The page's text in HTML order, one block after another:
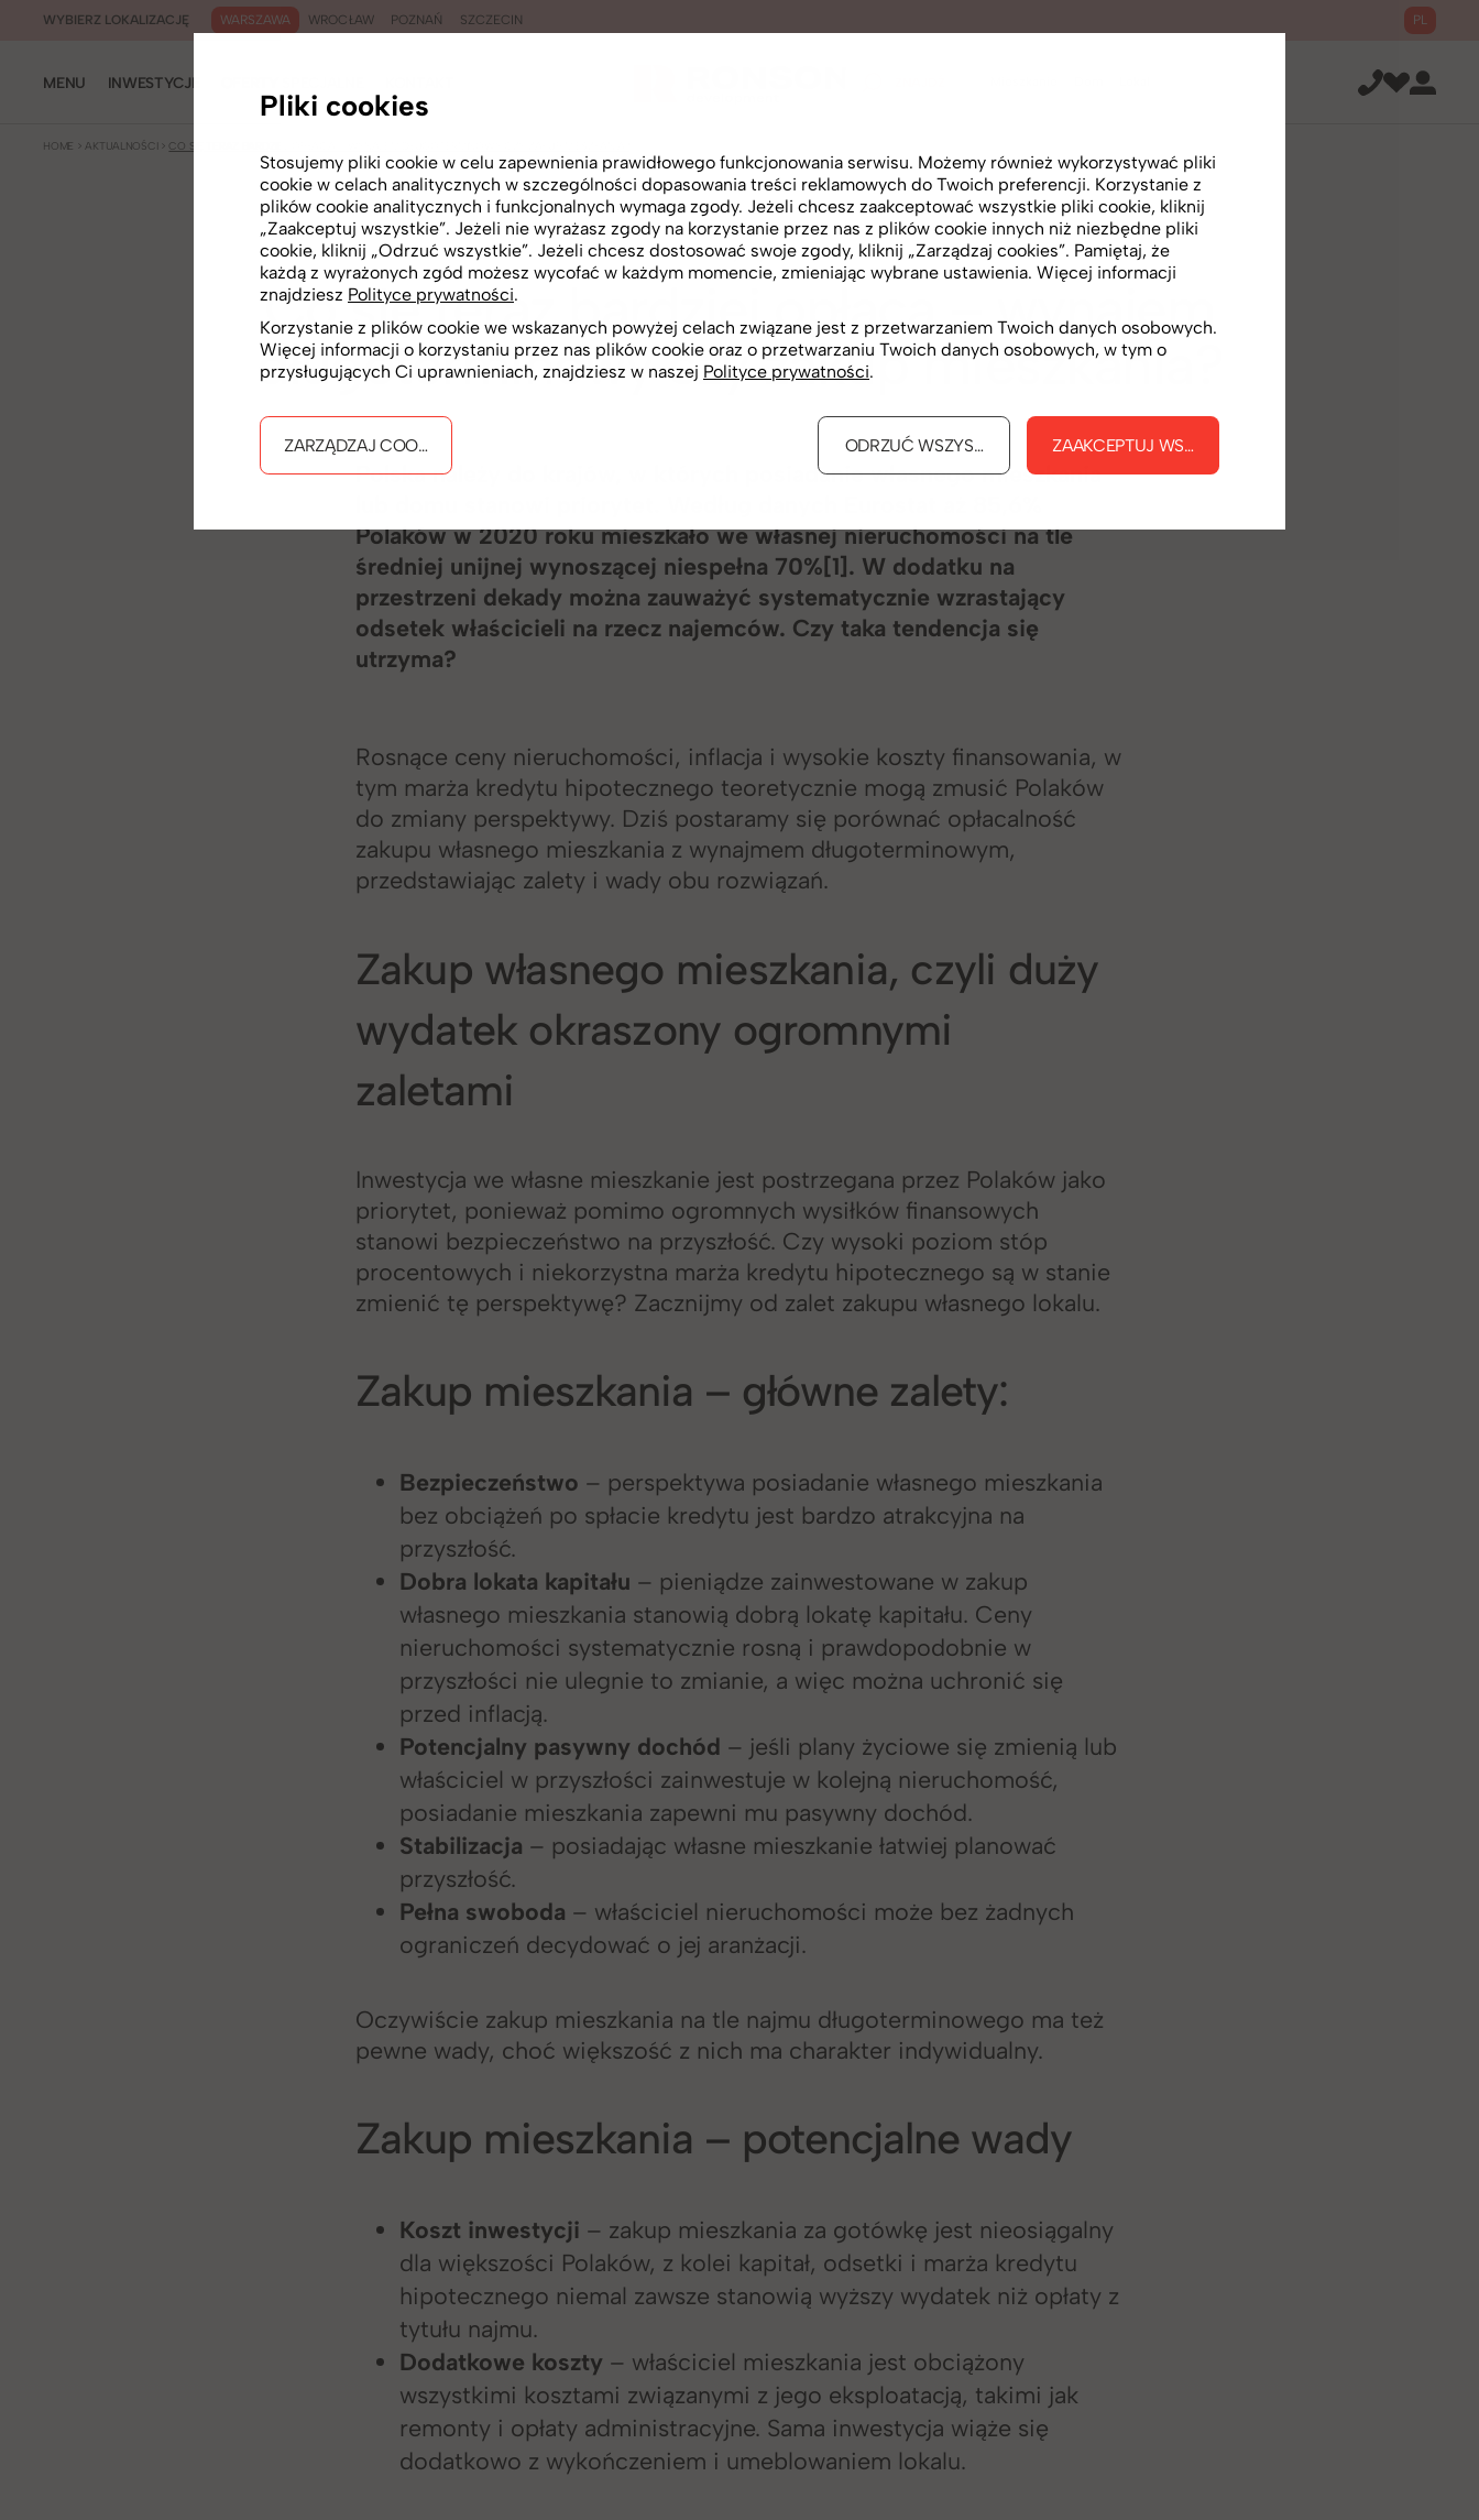
WYBIERZ LOKALIZACJĘ WARSZAWA WROCŁAW POZNAŃ SZCZECIN PL
MENU INWESTYCJE
HOME > AKTUALNOŚCI > CO SIĘ TERAZ BARDZIEJ OPŁACA – WYNAJEM DŁUGOTERMINOWY CZY ZAKUP MIESZKANIA?
2023/09/22
Co się teraz bardziej opłaca – wynajem
długoterminowy czy zakup mieszkania?
Polska należy do krajów, w których posiadanie własnego mieszkania
Polaków w 2020 roku mieszkało we własnej nieruchomości na tle
średniej unijnej wynoszącej niespełna 70%[1] . W dodatku na
przestrzeni dekady można zauważyć systematycznie wzrastający
odsetek właścicieli na rzecz najemców. Czy taka tendencja się
utrzyma?
Rosnące ceny nieruchomości, inflacja i wysokie koszty finansowania, w
tym marża kredytu hipotecznego teoretycznie mogą zmusić Polaków
do zmiany perspektywy. Dziś postaramy się porównać opłacalność
zakupu własnego mieszkania z wynajmem długoterminowym,
przedstawiając zalety i wady obu rozwiązań.
Zakup własnego mieszkania, czyli duży
wydatek okraszony ogromnymi
zaletami
Inwestycja we własne mieszkanie jest postrzegana przez Polaków jako
priorytet, ponieważ pomimo ogromnych wysiłków finansowych
stanowi bezpieczeństwo na przyszłość. Czy wysoki poziom stóp
procentowych i niekorzystna marża kredytu hipotecznego są w stanie
zmienić tę perspektywę? Zacznijmy od zalet zakupu własnego lokalu.
Zakup mieszkania – główne zalety:
Bezpieczeństwo – perspektywa posiadanie własnego mieszkania
bez obciążeń po spłacie kredytu jest bardzo atrakcyjna na
przyszłość.
Dobra lokata kapitału – pieniądze zainwestowane w zakup
własnego mieszkania stanowią dobrą lokatę kapitału. Ceny
nieruchomości systematycznie rosną i prawdopodobnie w
przyszłości nie ulegnie to zmianie, a więc można uchronić się
przed inflacją.
Potencjalny pasywny dochód – jeśli plany życiowe się zmienią lub
właściciel w przyszłości zainwestuje w kolejną nieruchomość,
posiadanie mieszkania zapewni mu pasywny dochód.
Stabilizacja – posiadając własne mieszkanie łatwiej planować
przyszłość.
Pełna swoboda – właściciel nieruchomości może bez żadnych
ograniczeń decydować o jej aranżacji.
Oczywiście zakup mieszkania na tle najmu długoterminowego ma też
pewne wady, choć większość z nich ma charakter indywidualny.
Zakup mieszkania – potencjalne wady
Koszt inwestycji – zakup mieszkania za gotówkę jest nieosiągalny
dla większości Polaków, z kolei kapitał, odsetki i marża kredytu
hipotecznego niemal zawsze stanowią wyższy wydatek niż opłaty z
tytułu najmu.
Dodatkowe koszty – właściciel mieszkania jest obciążony
wszystkimi kosztami związanymi z jego eksploatacją, takimi jak
remonty i opłaty administracyjne. Sama inwestycja wiąże się
dodatkowo z wykończeniem i umeblowaniem lokalu.
Pliki cookies
Stosujemy pliki cookie w celu zapewnienia prawidłowego funkcjonowania serwisu. Możemy również wykorzystywać pliki
cookie w celach analitycznych w szczególności dopasowania treści reklamowych do Twoich preferencji. Korzystanie z
plików cookie analitycznych i funkcjonalnych wymaga zgody. Jeżeli chcesz zaakceptować wszystkie pliki cookie, kliknij
„Zaakceptuj wszystkie”. Jeżeli nie wyrażasz zgody na korzystanie przez nas z plików cookie innych niż niezbędne pliki
cookie, kliknij „Odrzuć wszystkie”. Jeżeli chcesz dostosować swoje zgody, kliknij „Zarządzaj cookies”. Pamiętaj, że
każdą z wyrażonych zgód możesz wycofać w każdym momencie, zmieniając wybrane ustawienia. Więcej informacji
znajdziesz Polityce prywatności.
Korzystanie z plików cookie we wskazanych powyżej celach związane jest z przetwarzaniem Twoich danych osobowych.
Więcej informacji o korzystaniu przez nas plików cookie oraz o przetwarzaniu Twoich danych osobowych, w tym o
przysługujących Ci uprawnieniach, znajdziesz w naszej Polityce prywatności.
ZARZĄDZAJ COOKIES ODRZUĆ WSZYSTKIE ZAAKCEPTUJ WSZYSTKIE